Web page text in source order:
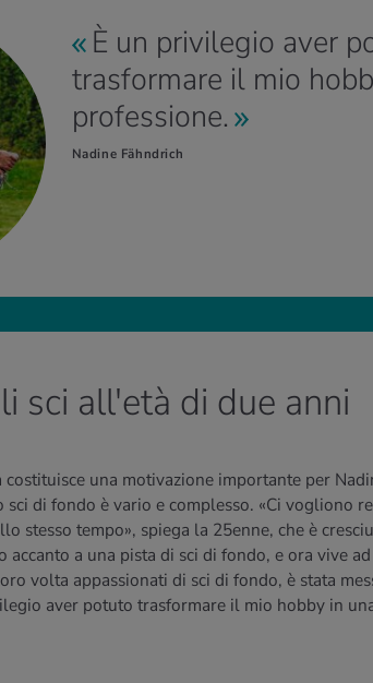
È un privilegio aver
trasformare il mio
professione.
Nadine Fähndrich
sci all'età di due anni
una motivazione importante per
di fondo è vario e complesso. «Ci vogliono
stesso tempo», spiega la 25enne, che è
accanto a una pista di sci di fondo, e ora vive
volta appassionati di sci di fondo, è stata
aver potuto trasformare il mio hobby in